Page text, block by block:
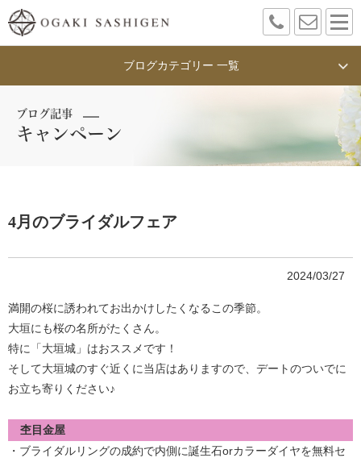
ブログカテゴリー 一覧
ブログ記事
キャンペーン
4月のブライダルフェア
2024/03/27
満開の桜に誘われてお出かけしたくなるこの季節。
大垣にも桜の名所がたくさん。
特に「大垣城」はおススメです！
そして大垣城のすぐ近くに当店はありますので、デートのついでに
お立ち寄りください♪
杢目金屋
・ブライダルリングの成約で内側に誕生石orカラーダイヤを無料セ